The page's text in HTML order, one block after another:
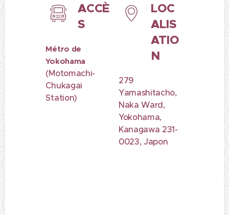
ACCÈ
S
Métro de
Yokohama
(Motomachi-
Chukagai
Station)
LOC
ALIS
ATIO
N
279
Yamashitacho,
Naka Ward,
Yokohama,
Kanagawa 231-
0023, Japon